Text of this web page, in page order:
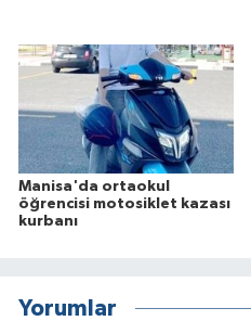
Manisa'da ortaokul
öğrencisi motosiklet kazası
kurbanı
Yorumlar